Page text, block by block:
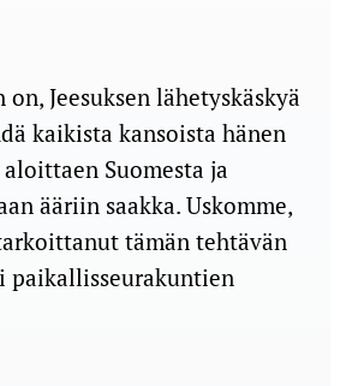
Jeesuksen lähetyskäskyä
kaikista kansoista hänen
Suomesta ja
ääriin saakka. Uskomme,
tämän tehtävän
paikallisseurakuntien